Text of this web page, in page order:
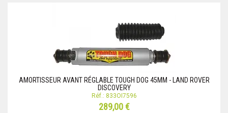
AMORTISSEUR AVANT RÉGLABLE TOUGH DOG 45MM - LAND ROVER
DISCOVERY
Réf.: 833OI7596
289,00 €